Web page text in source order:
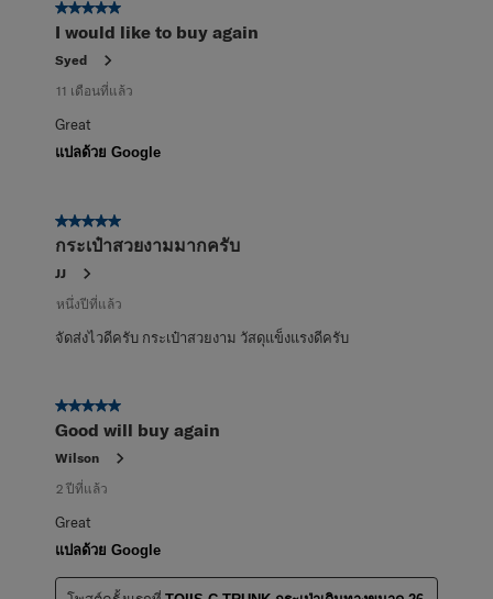
5 จาก 5 ดาว
I would like to buy again
Syed
11 เดือนที่แล้ว
Great
แปลด้วย Google
5 จาก 5 ดาว
กระเป๋าสวยงามมากครับ
JJ
หนึ่งปีที่แล้ว
จัดส่งไวดีครับ กระเป๋าสวยงาม วัสดุแข็งแรงดีครับ
5 จาก 5 ดาว
Good will buy again
Wilson
2 ปีที่แล้ว
Great
แปลด้วย Google